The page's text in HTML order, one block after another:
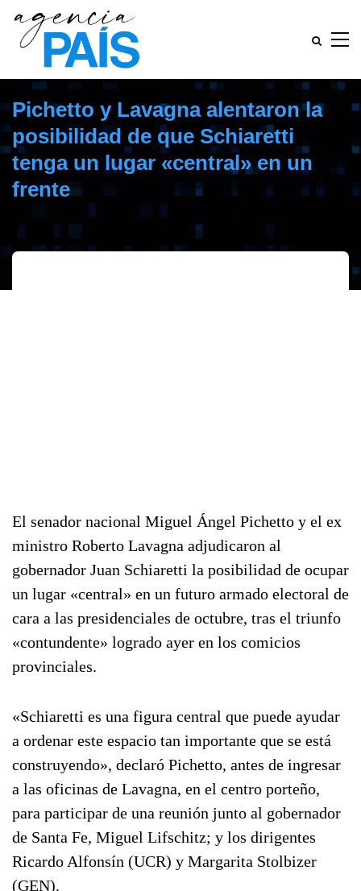
Pichetto y Lavagna alentaron la
posibilidad de que Schiaretti
tenga un lugar «central» en un
frente
mayo 14, 2019
El senador nacional Miguel Ángel Pichetto y el ex
ministro Roberto Lavagna adjudicaron al
gobernador Juan Schiaretti la posibilidad de ocupar
un lugar «central» en un futuro armado electoral de
cara a las presidenciales de octubre, tras el triunfo
«contundente» logrado ayer en los comicios
provinciales.
«Schiaretti es una figura central que puede ayudar
a ordenar este espacio tan importante que se está
construyendo», declaró Pichetto, antes de ingresar
a las oficinas de Lavagna, en el centro porteño,
para participar de una reunión junto al gobernador
de Santa Fe, Miguel Lifschitz; y los dirigentes
Ricardo Alfonsín (UCR) y Margarita Stolbizer
(GEN).